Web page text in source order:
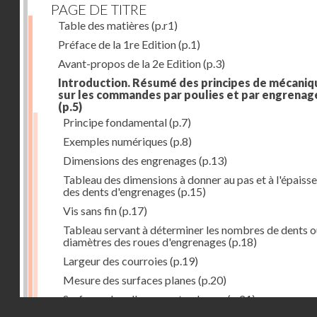
PAGE DE TITRE
Table des matières (p.r1)
Préface de la 1re Edition(p.1)
Avant-propos de la 2e Edition(p.3)
Introduction. Résumé des principes de
sur les commandes par poulies et par
(p.5)
Principe fondamental(p.7)
Exemples numériques (p.8)
Dimensions des engrenages (p.13)
Tableau des dimensions à donner au pas et à
des dents d'engrenages (p.15)
Vis sans fin(p.17)
Tableau servant à déterminer les nombres de dents
diamètres des roues d'engrenages (p.18)
Largeur des courroies (p.19)
Mesure des surfaces planes (p.20)
Surfaces dans l'espace et volumes(p.21)